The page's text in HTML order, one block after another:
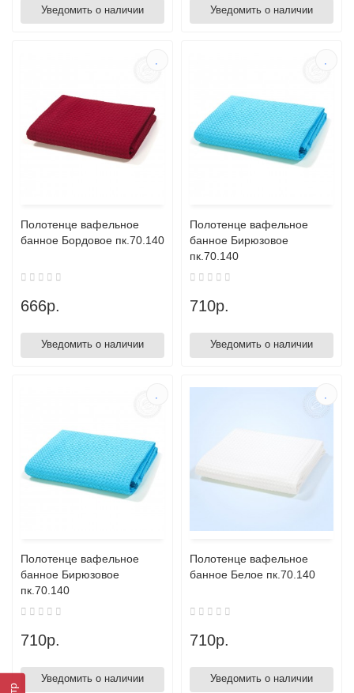
Уведомить о наличии Уведомить о наличии
Полотенце вафельное
банное Бордовое пк.70.140
666р.
Уведомить о наличии
Полотенце вафельное
банное Бирюзовое
пк.70.140
710р.
Уведомить о наличии
Полотенце вафельное
банное Бирюзовое
пк.70.140
710р.
Уведомить о наличии
Полотенце вафельное
банное Белое пк.70.140
710р.
Уведомить о наличии